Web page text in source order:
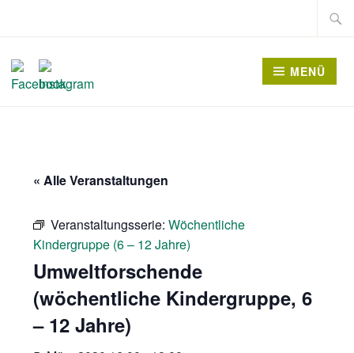
springen
Suche
MENÜ
« Alle Veranstaltungen
Veranstaltungsserie:Wöchentliche
Kindergruppe (6 – 12 Jahre)
Umweltforschende
(wöchentliche Kindergruppe, 6
– 12 Jahre)